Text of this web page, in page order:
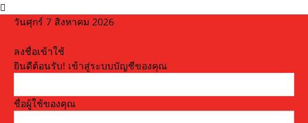
วันศุกร์ 7 สิงหาคม 2026
ลงชื่อเข้าใช้
ยินดีต้อนรับ! เข้าสู่ระบบบัญชีของคุณ
ชื่อผู้ใช้ของคุณ